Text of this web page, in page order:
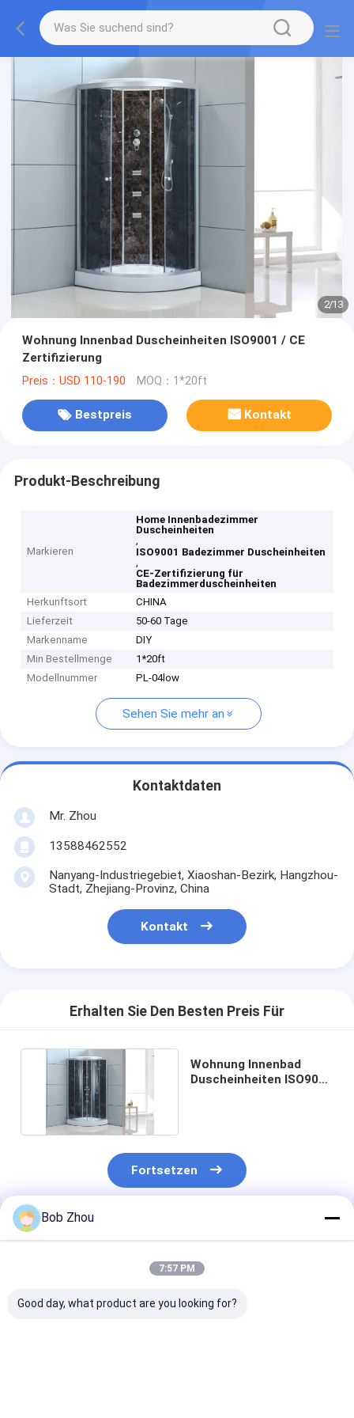
2/13
Wohnung Innenbad Duscheinheiten ISO9001 / CE
Zertifizierung
Preis：USD 110-190 MOQ：1*20ft
Bestpreis Kontakt
Produkt-Beschreibung
Markieren
Home Innenbadezimmer
Duscheinheiten
,
ISO9001 Badezimmer Duscheinheiten
,
CE-Zertifizierung für
Badezimmerduscheinheiten
Herkunftsort
CHINA
Lieferzeit
50-60 Tage
Markenname
DIY
Min Bestellmenge
1*20ft
Modellnummer
PL-04low
Sehen Sie mehr an
Kontaktdaten
Mr. Zhou
13588462552
Nanyang-Industriegebiet, Xiaoshan-Bezirk, Hangzhou-
Stadt, Zhejiang-Provinz, China
Kontakt
Erhalten Sie Den Besten Preis Für
Wohnung Innenbad
Duscheinheiten ISO9001
Fortsetzen
Empfohlene Produkte
Bob Zhou
7:57 PM
Good day, what product are you looking for?